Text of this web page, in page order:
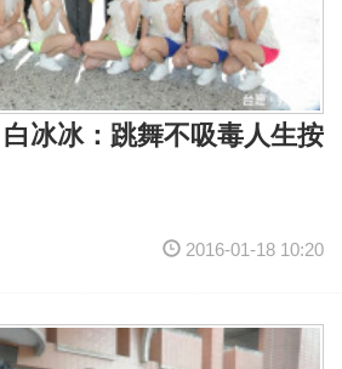
冰冰：跳舞不吸毒人生按
2016-01-18 10:20